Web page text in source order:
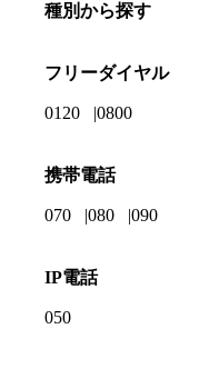
種別から探す
フリーダイヤル
0120 0800
携帯電話
070 080 090
IP電話
050